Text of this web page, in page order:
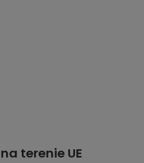
terenie UE